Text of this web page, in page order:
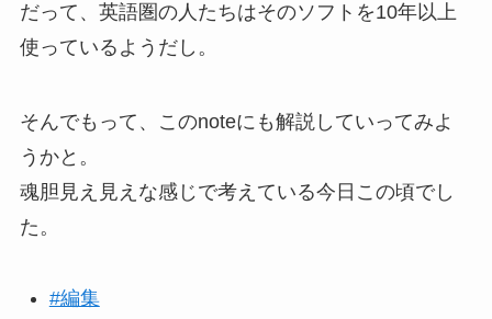
だって、英語圏の人たちはそのソフトを10年以上
使っているようだし。
そんでもって、このnoteにも解説していってみよ
うかと。
魂胆見え見えな感じで考えている今日この頃でし
た。
#編集